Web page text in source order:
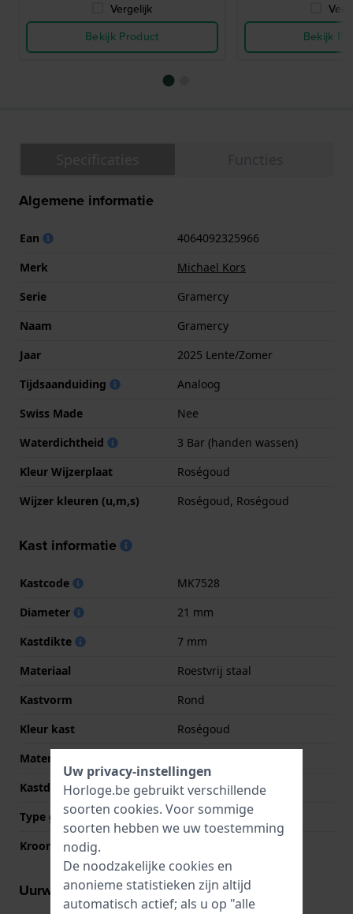
Vergelijk
Bekijk Product
Bekijk
Algemene informatie
Ean
4064092325966
Merk
Michael Kors
Serie
Gramercy
Naam
Gramercy
Jaar
2025 Lente/Zomer
Tijdsaanduiding
Analoog
Swiss Made
Nee
Waterdichtheid
3 Bar (handen wassen)
Kleur Wijzerplaat
Roségoud
Wijzer kleuren (u,m,s)
Roségoud, Roségoud
Kast informatie
Kastcode
MK7528
Diameter
21 mm
Kastdikte
7 mm
Materiaal
Roestvrij staal
Kastvorm
Rond
Kleur kast
Roségoud
Materiaal kastdeksel
Kastdeksel
Klikkast
Type glas
Mineraal
Kroon
Uurwerk informatie
Uw privacy-instellingen
Horloge.be gebruikt verschillende
soorten cookies. Voor sommige
soorten hebben we uw toestemming
nodig.
De noodzakelijke cookies en
anonieme statistieken zijn altijd
automatisch actief; als u op "alle